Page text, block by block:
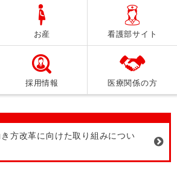
お産 看護部サイト
採用情報 医療関係の方
方改革に向けた取り組みについ